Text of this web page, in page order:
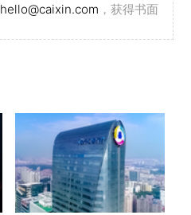
hello@caixin.com ，获得书面